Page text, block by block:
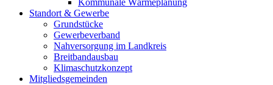
Kommunale Wärmeplanung
Standort & Gewerbe
Grundstücke
Gewerbeverband
Nahversorgung im Landkreis
Breitbandausbau
Klimaschutzkonzept
Mitgliedsgemeinden